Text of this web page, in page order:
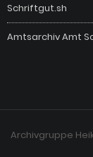
Schriftgut.sh
Amtsarchiv Amt
Archivgruppe